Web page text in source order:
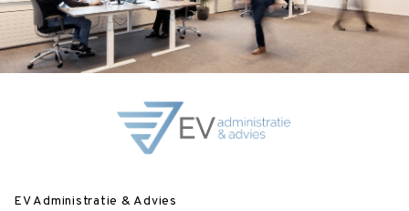
EV Administratie & Advies